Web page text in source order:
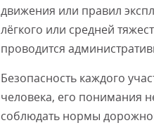
движения или правил
лёгкого или средней
проводится
Безопасность каждого
человека, его понимания
соблюдать нормы